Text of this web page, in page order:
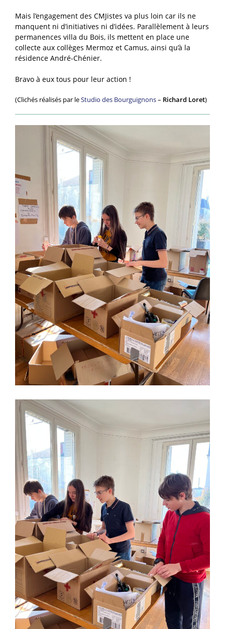
Mais l’engagement des CMJistes va plus loin car ils ne
manquent ni d’initiatives ni d’idées. Parallèlement à leurs
permanences villa du Bois, ils mettent en place une
collecte aux collèges Mermoz et Camus, ainsi qu’à la
résidence André-Chénier.
Bravo à eux tous pour leur action !
(Clichés réalisés par leStudio des Bourguignons– Richard Loret)